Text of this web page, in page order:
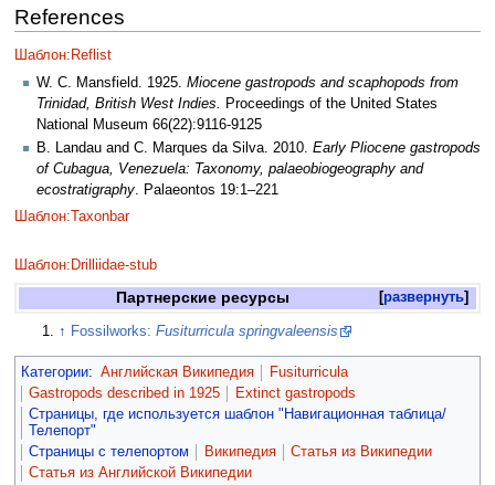
References
Шаблон:Reflist
W. C. Mansfield. 1925. Miocene gastropods and scaphopods from
Trinidad, British West Indies. Proceedings of the United States
National Museum 66(22):9116-9125
B. Landau and C. Marques da Silva. 2010. Early Pliocene gastropods
of Cubagua, Venezuela: Taxonomy, palaeobiogeography and
ecostratigraphy . Palaeontos 19:1–221
Шаблон:Taxonbar
Шаблон:Drilliidae-stub
развернуть
Партнерские ресурсы
↑ Fossilworks:Fusiturricula springvaleensis
Категории: Английская Википедия
Fusiturricula
Gastropods described in 1925
Extinct gastropods
Страницы, где используется шаблон "Навигационная таблица/
Телепорт"
Страницы с телепортом
Википедия
Статья из Википедии
Статья из Английской Википедии